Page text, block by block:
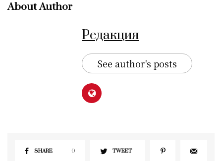
About Author
Редакция
See author's posts
SHARE 0 TWEET